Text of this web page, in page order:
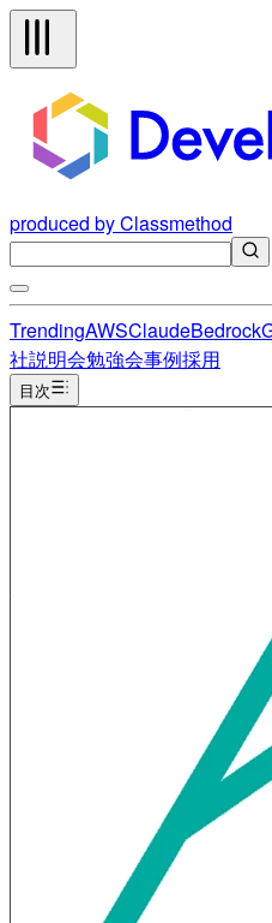
produced by Classmethod
TrendingAWSClaudeBedrock
社説明会勉強会事例採用
目次